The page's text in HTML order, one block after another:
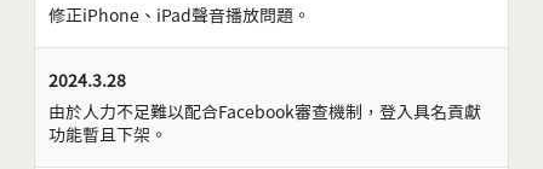
修正iPhone、iPad聲音播放問題。
2024.3.28
由於人力不足難以配合Facebook審查機制，登入具名貢獻
功能暫且下架。